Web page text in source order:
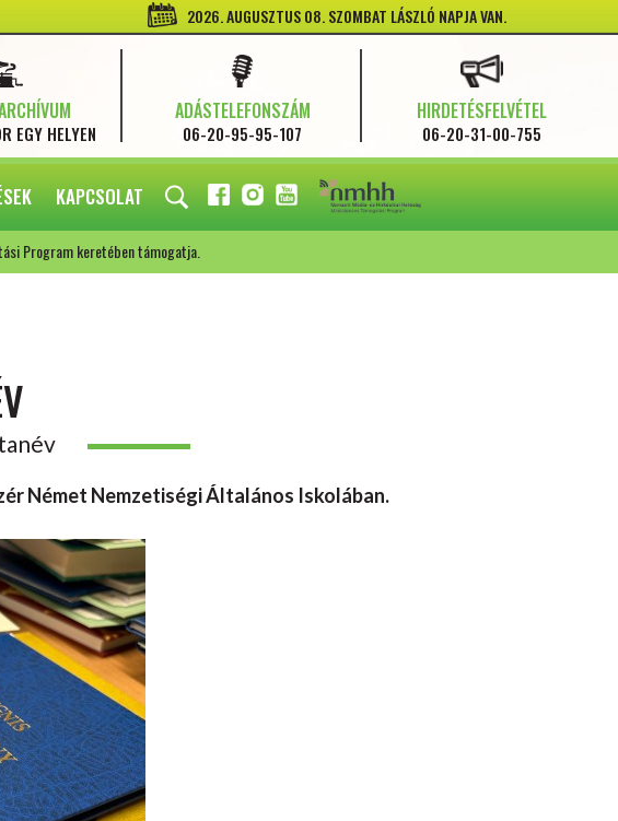
2026. AUGUSZTUS 08. SZOMBAT LÁSZLÓ NAPJA VAN.
EGY HELYEN
ADÁSTELEFONSZÁM
06-20-95-95-107
HIRDETÉSFELVÉTEL
06-20-31-00-755
KAPCSOLAT FACEBOOK
INSTAGRAM
YOUTUBE
Program keretében támogatja.
Német Nemzetiségi Általános Iskolában.